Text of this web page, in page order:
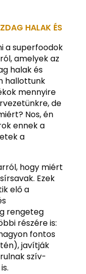
HALAK ÉS
a superfoodok
amelyek az
halak és
hallottunk
mennyire
de
Nos, én
ennek a
a
hogy miért
Ezek
elő a
rengeteg
részére is:
fontos
javítják
szív-